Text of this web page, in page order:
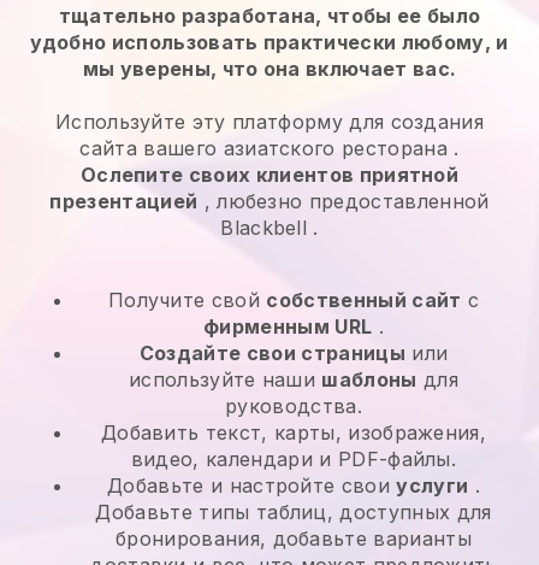
тщательно разработана, чтобы ее было
удобно использовать практически любому, и
мы уверены, что она включает вас.
Используйте эту платформу для создания
сайта вашего азиатского ресторана .
Ослепите своих клиентов приятной
презентацией , любезно предоставленной
Blackbell .
Получите свой собственный сайт с
фирменным URL .
Создайте свои страницы или
используйте наши шаблоны для
руководства.
Добавить текст, карты, изображения,
видео, календари и PDF-файлы.
Добавьте и настройте своиуслуги .
Добавьте типы таблиц, доступных для
бронирования, добавьте варианты